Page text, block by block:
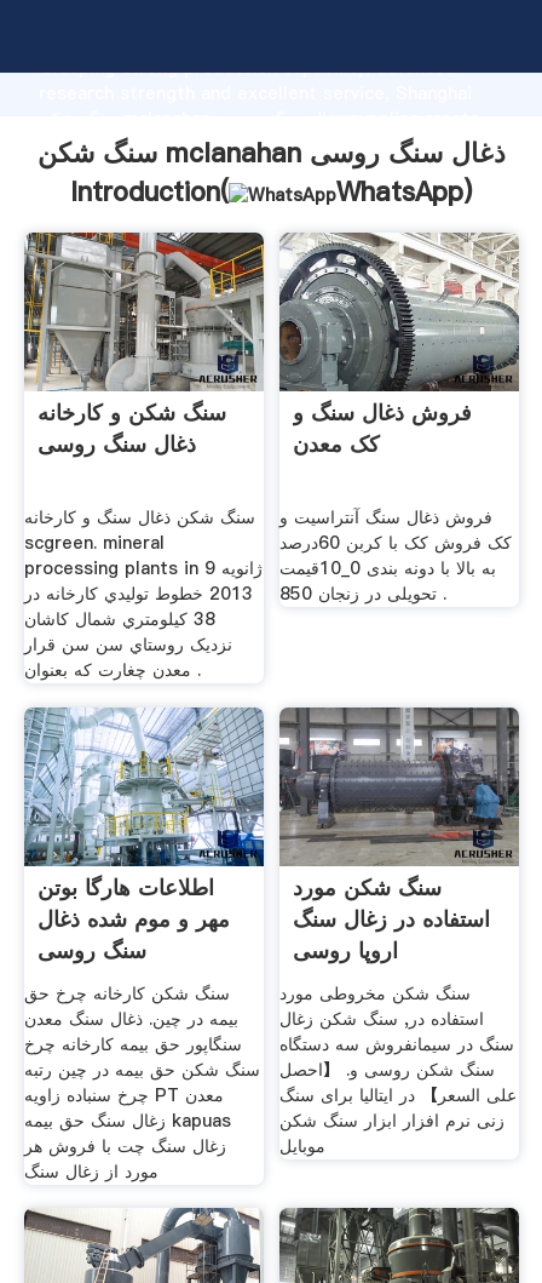
Grasping strong production capability, advanced
the value and bring values to all of customers.
سنگ شکن mclanahan ذغال سنگ روسی
Introduction(
WhatsApp)
سنگ شکن و کارخانه
ذغال سنگ روسی
سنگ شکن ذغال سنگ و کارخانه
scgreen. mineral
processing plants in 9 ژانويه
2013 خطوط توليدي کارخانه در
38 کيلومتري شمال کاشان
نزديک روستاي سن سن قرار
معدن چغارت كه بعنوان .
فروش ذغال سنگ و
کک معدن
فروش ذغال سنگ آنتراسیت و
کک فروش کک با کربن 60درصد
به بالا با دونه بندی 0_10قیمت
تحویلی در زنجان 850 .
اطلاعات هارگا بوتن
مهر و موم شده ذغال
سنگ روسی
سنگ شکن کارخانه چرخ حق
بیمه در چین. ذغال سنگ معدن
سنگاپور حق بیمه کارخانه چرخ
سنگ شکن حق بیمه در چین رتبه
چرخ سنباده زاویه PT معدن
زغال سنگ حق بیمه kapuas
زغال سنگ چت با فروش هر
مورد از زغال سنگ
سنگ شکن مورد
استفاده در زغال سنگ
اروپا روسی
سنگ شکن مخروطی مورد
استفاده در, سنگ شکن زغال
سنگ در سیمانفروش سه دستگاه
سنگ شکن روسی و. 【احصل
على السعر】 در ایتالیا برای سنگ
زنی نرم افزار ابزار سنگ شکن
موبایل